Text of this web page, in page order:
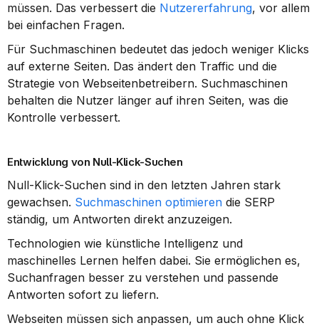
müssen. Das verbessert die Nutzererfahrung, vor allem
bei einfachen Fragen.
Für Suchmaschinen bedeutet das jedoch weniger Klicks
auf externe Seiten. Das ändert den Traffic und die
Strategie von Webseitenbetreibern. Suchmaschinen
behalten die Nutzer länger auf ihren Seiten, was die
Kontrolle verbessert.
Entwicklung von Null-Klick-Suchen
Null-Klick-Suchen sind in den letzten Jahren stark
gewachsen. Suchmaschinen optimieren die SERP
ständig, um Antworten direkt anzuzeigen.
Technologien wie künstliche Intelligenz und
maschinelles Lernen helfen dabei. Sie ermöglichen es,
Suchanfragen besser zu verstehen und passende
Antworten sofort zu liefern.
Webseiten müssen sich anpassen, um auch ohne Klick